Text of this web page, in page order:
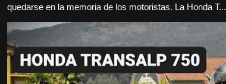
quedarse en la memoria de los motoristas. La Honda T...